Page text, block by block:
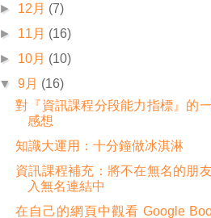
► 12月 (7)
► 11月 (16)
► 10月 (10)
▼
9月 (16)
對『資訊課程分段能力指標』的
感想
知識大運用：十分鐘做冰淇淋
資訊課程補充：將不在無名的朋
入無名連結中
在自己的網頁中觀看 Google